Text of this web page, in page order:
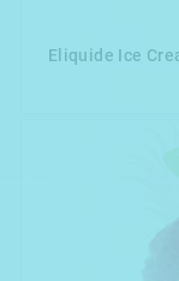
Eliquide Ice